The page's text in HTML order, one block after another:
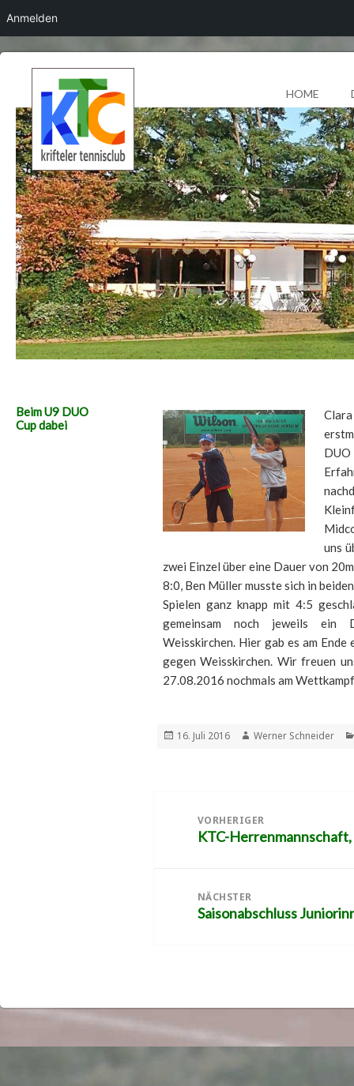
HOME
Beim U9 DUO
Cup dabei
uns
zwei Einzel über eine Dauer von
8:0, Ben Müller musste sich in beiden
Spielen ganz knapp mit 4:5
gemeinsam noch jeweils ein
Weisskirchen. Hier gab es am
gegen Weisskirchen. Wir freuen
27.08.2016 nochmals am
Veröffentlicht
16. Juli 2016 Autor
Werner Schneider
VORHERIGER
Vorheriger
KTC-Herrenmannschaft,
NÄCHSTER
Nächster
Saisonabschluss
Anmelden